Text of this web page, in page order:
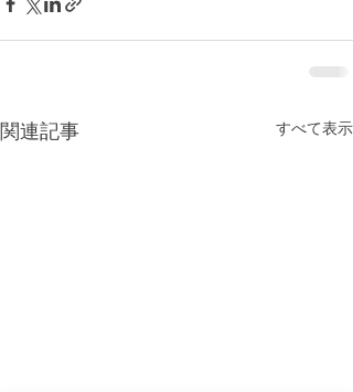
関連記事 すべて表示